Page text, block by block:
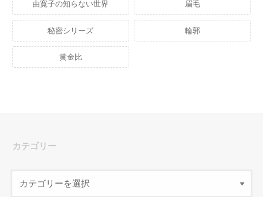
由寛子の知らない世界 眉毛
秘密シリーズ 輪郭
黄金比
カテゴリー